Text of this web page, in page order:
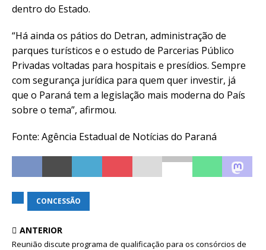
dentro do Estado.
“Há ainda os pátios do Detran, administração de
parques turísticos e o estudo de Parcerias Público
Privadas voltadas para hospitais e presídios. Sempre
com segurança jurídica para quem quer investir, já
que o Paraná tem a legislação mais moderna do País
sobre o tema”, afirmou.
Fonte: Agência Estadual de Notícias do Paraná
CONCESSÃO
ANTERIOR
Reunião discute programa de qualificação para os consórcios de